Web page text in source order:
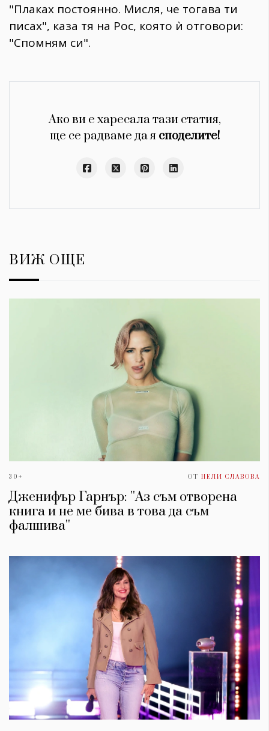
"Плаках постоянно. Мисля, че тогава ти
писах", каза тя на Рос, която ѝ отговори:
"Спомням си".
Ако ви е харесала тази статия,
ще се радваме да я споделите!
ВИЖ ОЩЕ
30+ ОТ НЕЛИ СЛАВОВА
Дженифър Гарнър: ''Аз съм отворена
книга и не ме бива в това да съм
фалшива''